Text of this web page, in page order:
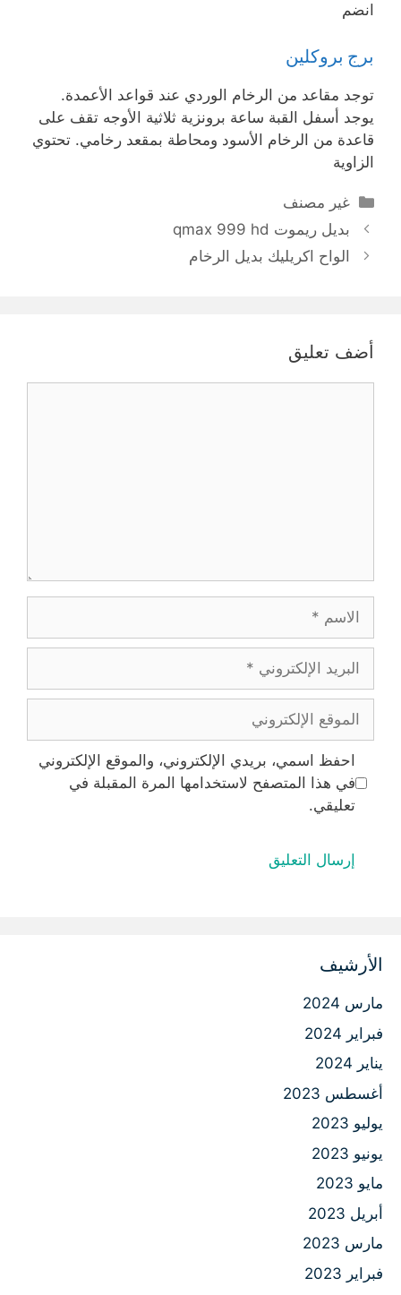
انضم
برج بروكلين
توجد مقاعد من الرخام الوردي عند قواعد الأعمدة.
يوجد أسفل القبة ساعة برونزية ثلاثية الأوجه تقف على
قاعدة من الرخام الأسود ومحاطة بمقعد رخامي. تحتوي
الزاوية
التصنيفات
غير مصنف
بديل ريموت qmax 999 hd
الواح اكريليك بديل الرخام
أضف تعليق
الإلكتروني
الإلكتروني
احفظ اسمي، بريدي الإلكتروني، والموقع الإلكتروني
في هذا المتصفح لاستخدامها المرة المقبلة في
تعليقي.
الأرشيف
مارس 2024
فبراير 2024
يناير 2024
أغسطس 2023
يوليو 2023
يونيو 2023
مايو 2023
أبريل 2023
مارس 2023
فبراير 2023